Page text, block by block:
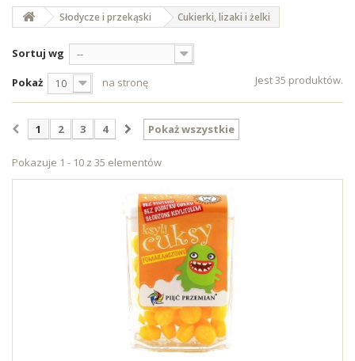
Słodycze i przekąski Cukierki, lizaki i żelki
Sortuj wg --
Pokaż 10 na stronę Jest 35 produktów.
Pokaż wszystkie
1 2 3 4
Pokazuje 1 - 10 z 35 elementów